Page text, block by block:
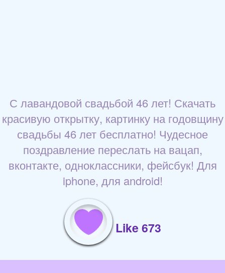
С лавандовой свадьбой 46 лет! Скачать
красивую открытку, картинку на годовщину
свадьбы 46 лет бесплатно! Чудесное
поздравление переслать на вацап,
вконтакте, одноклассники, фейсбук! Для
iphone, для android!
Like 673